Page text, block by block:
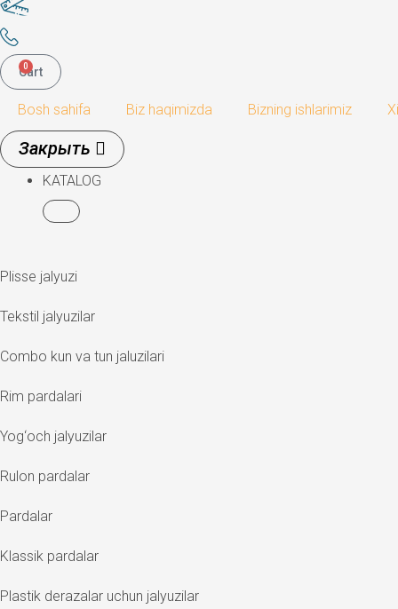
0
Cart
Bosh sahifa Biz haqimizda Bizning ishlarimiz
KATALOG
Plisse jalyuzi
Tekstil jalyuzilar
Combo kun va tun jaluzilari
Rim pardalari
Yog‘och jalyuzilar
Rulon pardalar
Pardalar
Klassik pardalar
Plastik derazalar uchun jalyuzilar